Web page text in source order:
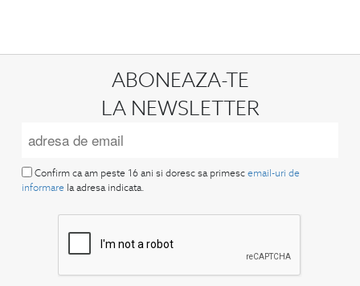
ABONEAZA-TE
LA NEWSLETTER
Confirm ca am peste 16 ani si doresc sa primesc email-uri de
informare la adresa indicata.